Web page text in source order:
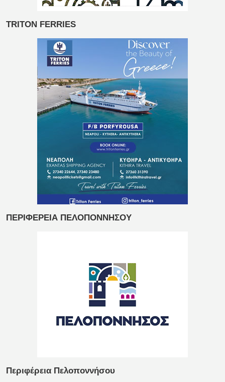
TRITON FERRIES
ΠΕΡΙΦΕΡΕΙΑ ΠΕΛΟΠΟΝΝΗΣΟΥ
Περιφέρεια Πελοποννήσου